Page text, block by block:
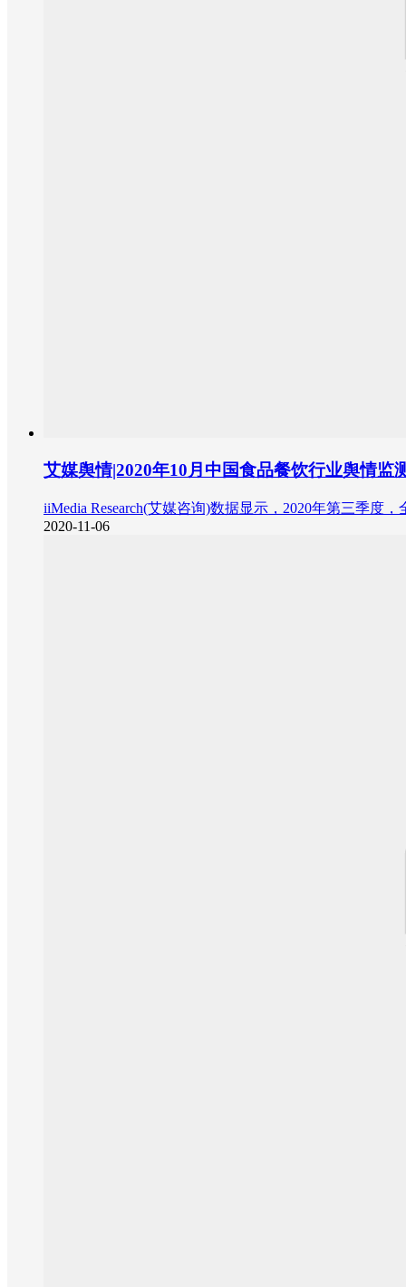
艾媒舆情|2020年10月中国食品餐饮行业舆情监
iiMedia Research(艾媒咨询)数据显示，2020年第三季度
2020-11-06